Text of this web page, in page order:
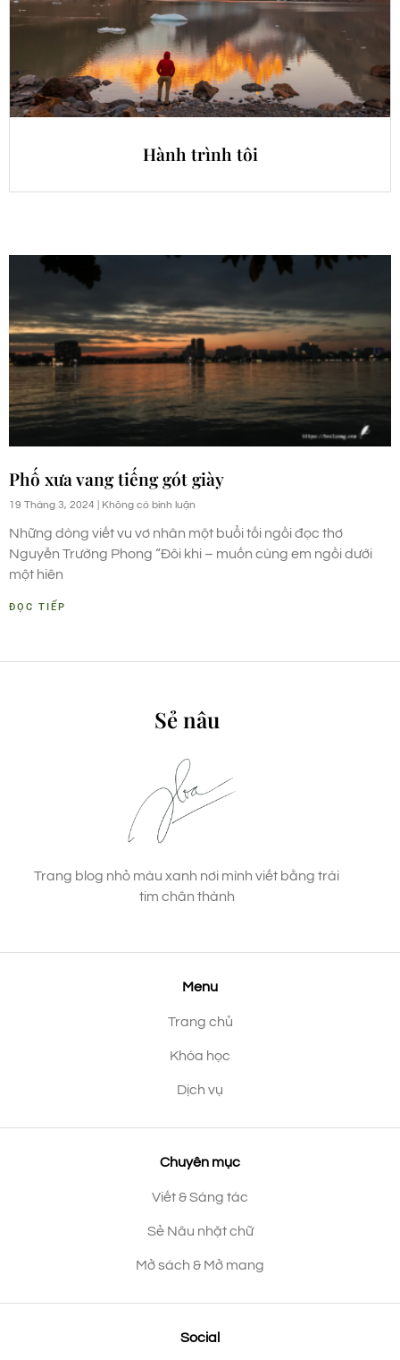
Hành trình tôi
Phố xưa vang tiếng gót giày
19 Tháng 3, 2024 Không có bình luận
Những dòng viết vu vơ nhân một buổi tối ngồi đọc thơ
Nguyễn Trường Phong “Đôi khi – muốn cùng em ngồi dưới
một hiên
ĐỌC TIẾP
Sẻ nâu
Trang blog nhỏ màu xanh nơi mình viết bằng trái
tim chân thành
Menu
Trang chủ
Khóa học
Dịch vụ
Chuyên mục
Viết & Sáng tác
Sẻ Nâu nhặt chữ
Mở sách & Mở mang
Social